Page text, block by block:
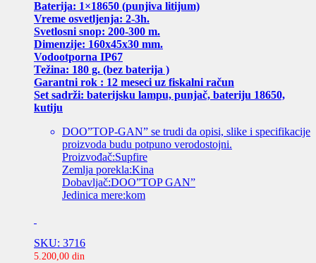
Baterija: 1×18650 (punjiva litijum)
Vreme osvetljenja: 2-3h.
Svetlosni snop: 200-300 m.
Dimenzije: 160x45x30 mm.
Vodootporna IP67
Težina: 180 g. (bez baterija )
Garantni rok : 12 meseci uz fiskalni račun
Set sadrži: baterijsku lampu, punjač, bateriju 18650,
kutiju
DOO”TOP-GAN” se trudi da opisi, slike i specifikacije
proizvoda budu potpuno verodostojni.
Proizvođač:Supfire
Zemlja porekla:Kina
Dobavljač:DOO”TOP GAN”
Jedinica mere:kom
SKU: 3716
5.200,00 din